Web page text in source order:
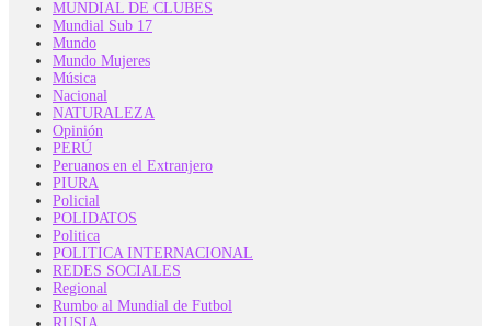
MUNDIAL DE CLUBES
Mundial Sub 17
Mundo
Mundo Mujeres
Música
Nacional
NATURALEZA
Opinión
PERÚ
Peruanos en el Extranjero
PIURA
Policial
POLIDATOS
Politica
POLITICA INTERNACIONAL
REDES SOCIALES
Regional
Rumbo al Mundial de Futbol